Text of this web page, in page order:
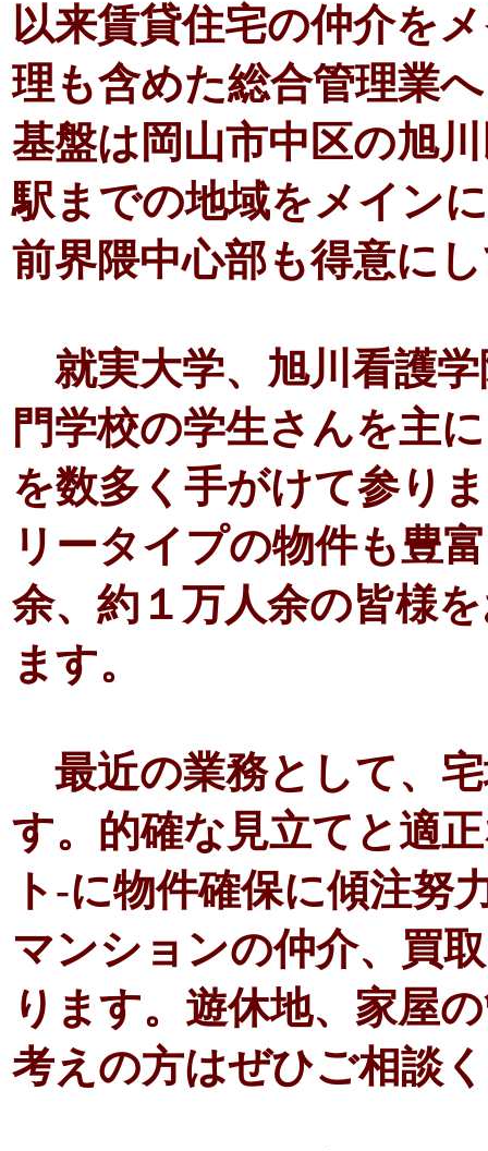
以来賃貸住宅の仲介を
理も含めた総合管理業
基盤は岡山市中区の旭
駅までの地域をメイン
前界隈中心部も得意に
就実大学、旭川看護
門学校の学生さんを主
を数多く手がけて参り
リータイプの物件も豊
余、約１万人余の皆様
ます。
最近の業務として、
す。的確な見立てと適
ト-に物件確保に傾注努
マンションの仲介、買
ります。遊休地、家屋
考えの方はぜひご相談